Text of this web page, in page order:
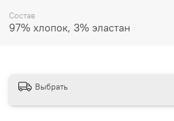
Состав
97% хлопок, 3% эластан
Выбрать